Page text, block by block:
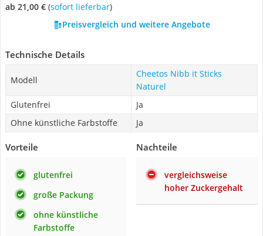
ab 21,00 € ( Sofort lieferbar)
Preisvergleich und weitere Angebote
Technische Details
Modell
Cheetos Nibb it Sticks
Naturel
Glutenfrei
Ja
Ohne künstliche Farbstoffe
Ja
Vorteile
glutenfrei
große Packung
ohne künstliche
Farbstoffe
Nachteile
vergleichsweise
hoher Zuckergehalt